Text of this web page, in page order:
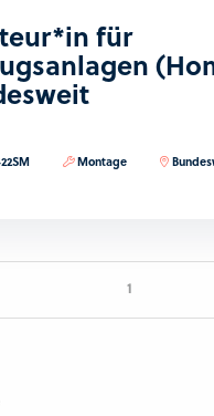
für
Montage
1